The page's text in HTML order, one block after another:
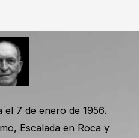
el 7 de enero de 1956.
Escalada en Roca y